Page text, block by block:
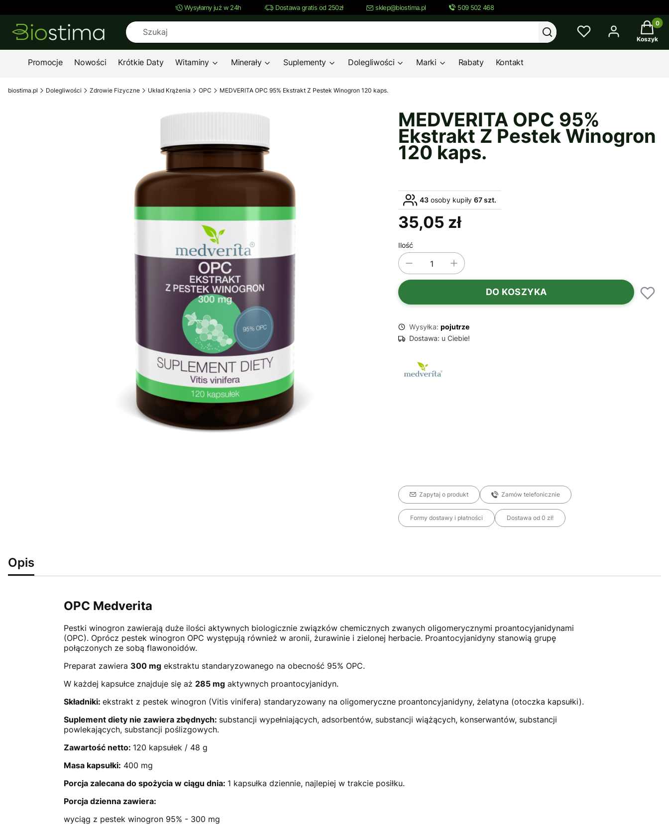
Wysyłamy już w 24h Dostawa gratis od 250zł sklep@biostima.pl 509 502 468
WyczyśćSzukaj
Twój
Koszyk
Promocje Nowości Krótkie Daty Witaminy Minerały Suplementy Dolegliwości Marki Rabaty Kontakt
biostima.pl Dolegliwości Zdrowie Fizyczne Układ Krążenia OPC MEDVERITA OPC 95% Ekstrakt Z Pestek Winogron 120 kaps.
MEDVERITA OPC 95%
Ekstrakt Z Pestek Winogron
120 kaps.
43 osoby kupiły 67 szt.
Cena
35,05 zł
Ilość
DO KOSZYKA
Wysyłka: pojutrze
Dostawa: u Ciebie!
Zapytaj o produkt Zamów telefonicznie
Formy dostawy i płatności Dostawa od 0 zł!
Opis
OPC Medverita
Pestki winogron zawierają duże ilości aktywnych biologicznie związków chemicznych zwanych oligomerycznymi proantocyjanidynami
(OPC). Oprócz pestek winogron OPC występują również w aronii, żurawinie i zielonej herbacie. Proantocyjanidyny stanowią grupę
połączonych ze sobą flawonoidów.
Preparat zawiera 300 mg ekstraktu standaryzowanego na obecność 95% OPC.
W każdej kapsułce znajduje się aż 285 mg aktywnych proantocyjanidyn.
Składniki: ekstrakt z pestek winogron (Vitis vinifera) standaryzowany na oligomeryczne proantoncyjanidyny, żelatyna (otoczka kapsułki).
Suplement diety nie zawiera zbędnych: substancji wypełniających, adsorbentów, substancji wiążących, konserwantów, substancji
powlekających, substancji poślizgowych.
Zawartość netto: 120 kapsułek / 48 g
Masa kapsułki: 400 mg
Porcja zalecana do spożycia w ciągu dnia: 1 kapsułka dziennie, najlepiej w trakcie posiłku.
Porcja dzienna zawiera:
wyciąg z pestek winogron 95% - 300 mg